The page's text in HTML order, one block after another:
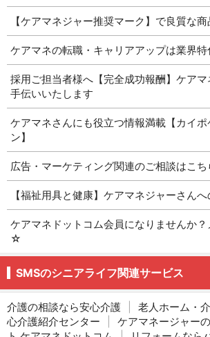
【ケアマネジャー推奨マーク】で良質な商
ケアマネの転職・キャリアアップは業界特
採用ご担当者様へ【完全成功報酬】ケア
手伝いいたします
ケアマネさんにも役立つ情報満載【カイ
ン】
広告・マーケティング関連のご相談はこち
【福祉用具と健康】ケアマネジャーさんへ
ケアマネドットコム会員になりませんか
☆
SMSのシニアライフ関連サービス
介護の相談なら安心介護
老人ホーム・
心介護紹介センター
ケアマネージャー